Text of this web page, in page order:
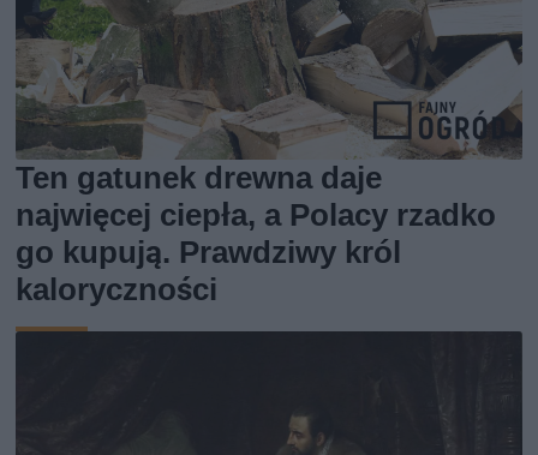
Ten gatunek drewna daje
najwięcej ciepła, a Polacy rzadko
go kupują. Prawdziwy król
kaloryczności